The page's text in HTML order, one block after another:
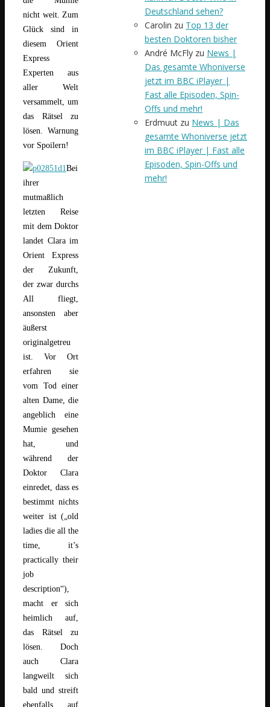
nicht weit. Zum
Glück sind in
diesem Orient
Express
Experten aus
aller Welt
versammelt, um
das Rätsel zu
lösen. Warnung
vor Spoilern!
Bei
ihrer
mutmaßlich
letzten Reise
mit dem Doktor
landet Clara im
Orient Express
der Zukunft,
der zwar durchs
All fliegt,
ansonsten aber
äußerst
originalgetreu
ist. Vor Ort
erfahren sie
vom Tod einer
alten Dame, die
angeblich eine
Mumie gesehen
hat, und
während der
Doktor Clara
einredet, dass es
bestimmt nichts
weiter ist („old
ladies die all the
time, it’s
practically their
job
description“),
macht er sich
heimlich auf,
das Rätsel zu
lösen. Doch
auch Clara
langweilt sich
bald und streift
ebenfalls auf
Deutschland sehen?
Carolin zu Top 13 der
besten Doktoren bisher
André McFly zu News |
Das gesamte Whoniverse
jetzt im BBC iPlayer |
Fast alle Episoden, Spin-
Offs und mehr!
Erdmuut zu News | Das
gesamte Whoniverse jetzt
im BBC iPlayer | Fast alle
Episoden, Spin-Offs und
mehr!